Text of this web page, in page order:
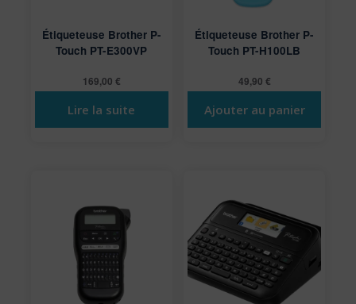
Étiqueteuse Brother P-
Touch PT-E300VP
169,00 €
Lire la suite
Étiqueteuse Brother P-
Touch PT-H100LB
49,90 €
Ajouter au panier